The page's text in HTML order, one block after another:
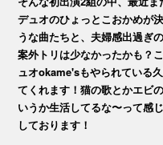
デュオのひょっとこおかめが
うな曲たちと、夫婦感出過ぎ
案外トリは少なかったかも？
ュオokame'sもやられている
てくれます！猫の歌とかエビ
いうか生活してるな〜って感
しております！